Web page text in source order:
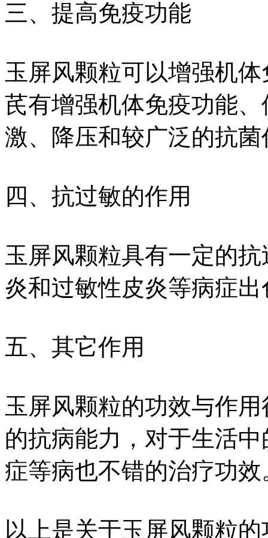
三、提高免疫功能
玉屏风颗粒可以增强机
芪有增强机体免疫功能
激、降压和较广泛的抗菌
四、抗过敏的作用
玉屏风颗粒具有一定的
炎和过敏性皮炎等病症
五、其它作用
玉屏风颗粒的功效与作
的抗病能力，对于生活
症等病也不错的治疗功效
以上是关于玉屏风颗粒